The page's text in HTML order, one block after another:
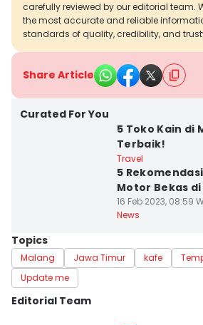
carefully reviewed by our editorial team.
the most accurate and reliable
standards of quality, credibility, and
Share Article
Curated For You
5 Toko Kain di
Terbaik!
Travel
5
Motor Bekas
16 Feb 2023, 08:59
News
Topics
Malang Jawa Timur kafe
Update me
Editorial Team